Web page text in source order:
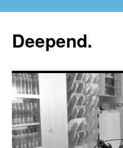
Deepend.